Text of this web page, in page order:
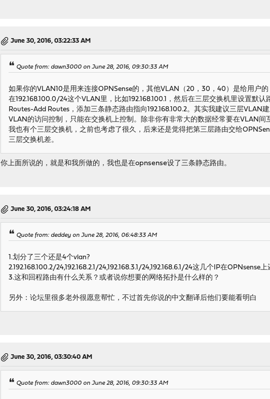
June 30, 2016, 03:22:33 AM
Quote from: dawn3000 on June 28, 2016, 09:30:33 AM
如果你的VLAN10是用来连接OPNSense的，其他VLAN（20，30，40）是给用户
在192.168.100.0/24这个VLAN里，比如192.168.100.1，然后在三层交换机里设置默
Routes-Add Routes，添加三条静态路由指向192.168.100.2。其实我建议三层
VLAN的访问控制，只能在交换机上控制。除非你有非常大的数据经常要在VLAN
我也有个三层交换机，之前也考虑了很久，后来还是觉得把第三层路由交给
三层交换机差。
你上面所说的，就是和我所做的，我也是在opnsense设了三条静态路由。
June 30, 2016, 03:24:18 AM
Quote from: deddey on June 28, 2016, 06:48:33 AM
1.划分了三个还是4个vlan?
2.192.168.100.2/24,192.168.2.1/24,192.168.3.1/24,192.168.6.1/24这几个IP在OPNsense
3.这和回程路由有什么关系？或者说你想要的网络拓扑是什么样的？
另外：论坛里很多老外很愿意帮忙，不过首先你说的中文翻译后他们要能看明白
June 30, 2016, 03:30:40 AM
Quote from: dawn3000 on June 28, 2016, 09:30:33 AM